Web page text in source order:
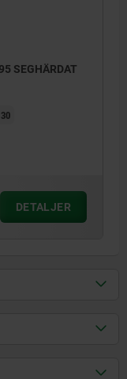
SEGHÄRDAT
DETALJER